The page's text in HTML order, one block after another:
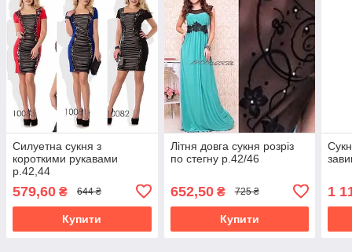
Силуетна сукня з
короткими рукавами
р.42,44
579,60 ₴ 644 ₴
Купити
Літня довга сукня розріз
по стегну р.42/46
652,50₴ 725 ₴
Купити
1